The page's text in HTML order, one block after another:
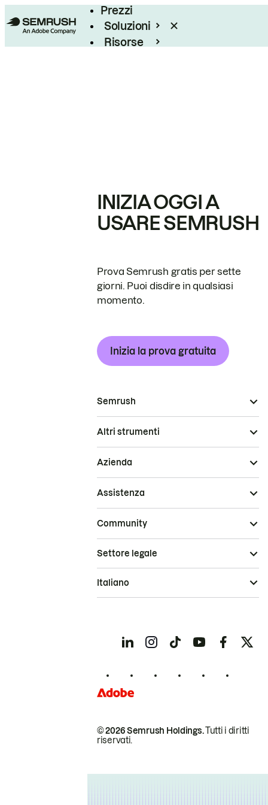
Prezzi
Soluzioni
Risorse
INIZIA OGGI A
USARE SEMRUSH
Prova Semrush gratis per sette
giorni. Puoi disdire in qualsiasi
momento.
Inizia la prova gratuita
Semrush
Altri strumenti
Azienda
Assistenza
Community
© 2026 Semrush Holdings.Tutti i diritti
riservati.
Settore legale
Italiano